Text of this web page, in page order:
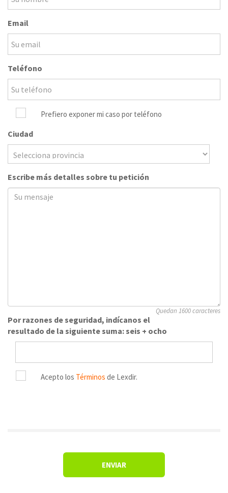
Email
Teléfono
Prefiero exponer mi caso por teléfono
Ciudad
Escribe más detalles sobre tu petición
Quedan 1600 caracteres
Por razones de seguridad, indícanos el
resultado de la siguiente suma: seis + ocho
Acepto los Términos de Lexdir.